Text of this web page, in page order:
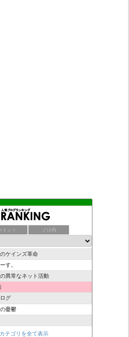
イント ブロ画
供に！プラカード無料素材
報
の源）と徳
ケインズ革命
す。
異常なネット活動
グ
憂鬱
テゴリを全て表示